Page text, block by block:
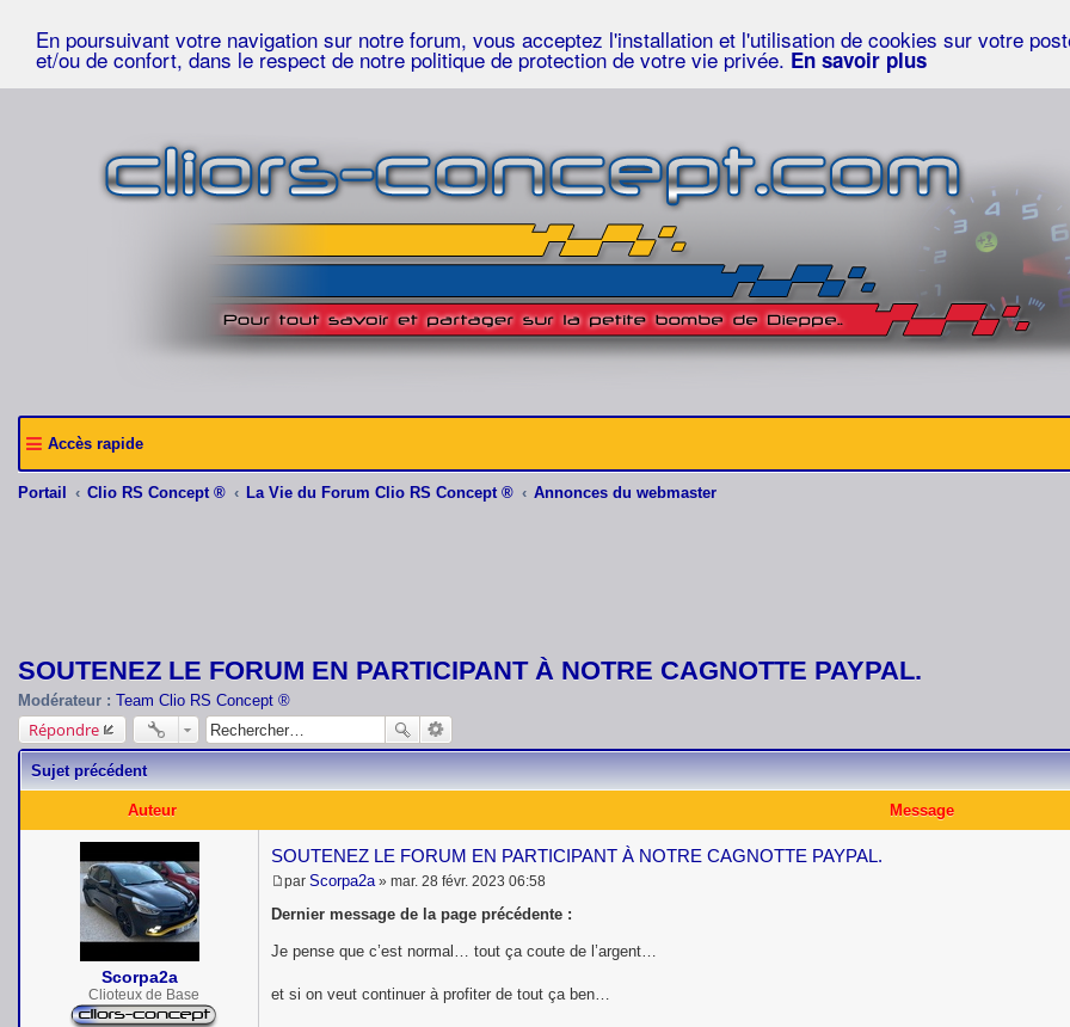
En poursuivant votre navigation sur notre forum, vous acceptez l'installation et l'utilisation de cookies sur votre
et/ou de confort, dans le respect de notre politique de protection de votre vie privée. En savoir plus
Accès rapide
Portail Clio RS Concept ® La Vie du Forum Clio RS Concept ® Annonces du webmaster
SOUTENEZ LE FORUM EN PARTICIPANT À NOTRE CAGNOTTE PAYPAL.
Modérateur : Team Clio RS Concept ®
Répondre
Sujet précédent
Auteur Message
Scorpa2a
Clioteux de Base
SOUTENEZ LE FORUM EN PARTICIPANT À NOTRE CAGNOTTE PAYPAL.
M
e
s
a
e
par Scorpa2a» mar. 28 févr. 2023 06:58
Dernier message de la page précédente :
Je pense que c’est normal… tout ça coute de l’argent…
et si on veut continuer à profiter de tout ça ben…